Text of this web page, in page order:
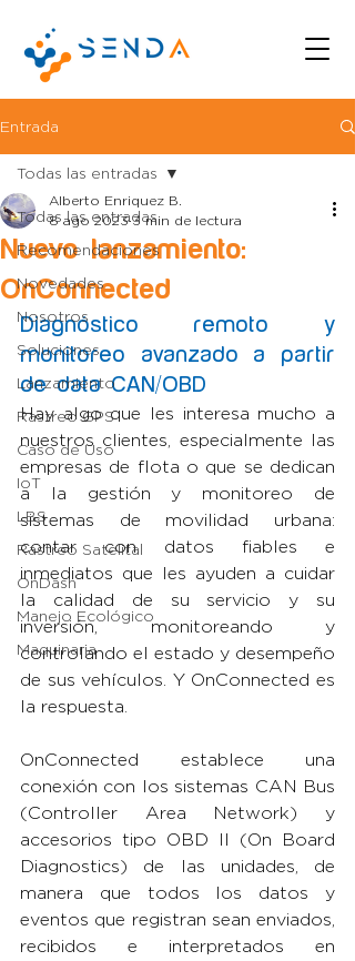
Entrada
Todas las entradas
Recomendaciones
Novedades
Nosotros
Soluciones
Lanzamiento
Rastreo GPS
Caso de Uso
IoT
LBS
Rastreo Satelital
OnDash
Manejo Ecológico
Maquinaria
Todas las entradas
Nuevo lanzamiento:
OnConnected
Alberto Enriquez B.
8 ago 2023 3 min de lectura
Diagnóstico remoto y
monitoreo avanzado a partir
de data CAN/OBD
Hay algo que les interesa mucho a
nuestros clientes, especialmente las
empresas de flota o que se dedican
a la gestión y monitoreo de
sistemas de movilidad urbana:
contar con datos fiables e
inmediatos que les ayuden a cuidar
la calidad de su servicio y su
inversión, monitoreando y
controlando el estado y desempeño
de sus vehículos. Y OnConnected es
la respuesta.
OnConnected establece una
conexión con los sistemas CAN Bus
(Controller Area Network) y
accesorios tipo OBD II (On Board
Diagnostics) de las unidades, de
manera que todos los datos y
eventos que registran sean enviados,
recibidos e interpretados en